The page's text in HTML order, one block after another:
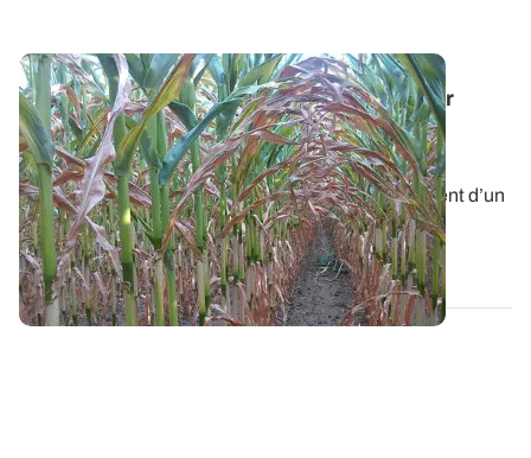
Les vrai/faux des fourrages - Non, la valeur
alimentaire d'un maïs desséché n'est pas
toujours faible
En situation de stress hydrique marqué, le rendement d’un
maïs desséché est affecté, mais...
10 AOÛT 2022